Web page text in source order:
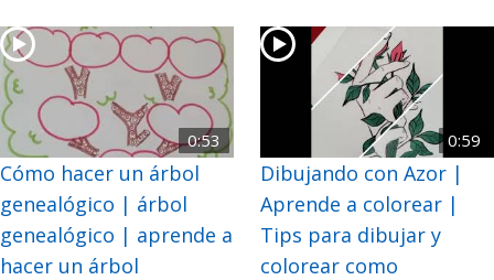
0:53
Cómo hacer un árbol
genealógico | árbol
genealógico | aprende a
hacer un árbol
0:59
Dibujando con Azor |
Aprende a colorear |
Tips para dibujar y
colorear como